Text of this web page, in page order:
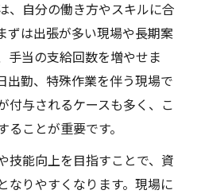
、自分の働き方やスキルに合
ずは出張が多い現場や長期案
手当の支給回数を増やせま
出勤、特殊作業を伴う現場で
付与されるケースも多く、こ
ことが重要です。
技能向上を目指すことで、資
なりやすくなります。現場に